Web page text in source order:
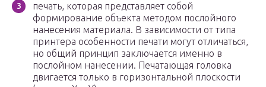
печать, которая представляет собой
формирование объекта методом послойного
нанесения материала. В зависимости от типа
принтера особенности печати могут отличаться,
но общий принцип заключается именно в
послойном нанесении. Печатающая головка
двигается только в горизонтальной плоскости